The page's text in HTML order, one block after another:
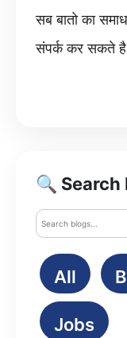
सब बातो का
संपर्क कर सकते
🔍 Search
All
Jobs